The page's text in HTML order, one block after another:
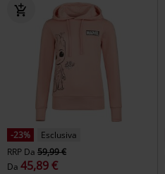
-23%
Esclusiva
RRP Da 59,99 €
Da 45,89 €